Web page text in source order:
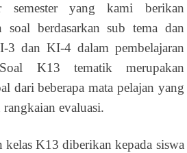
semester yang kami berikan
soal berdasarkan sub tema dan
3 dan KI-4 dalam pembelajaran
K13 tematik merupakan
dari beberapa mata pelajan yang
evaluasi.
kelas K13 diberikan kepada siswa